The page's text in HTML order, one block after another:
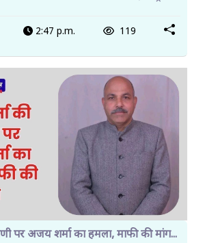
2:47 p.m. 119
पर अजय शर्मा का हमला, माफी की मांग...